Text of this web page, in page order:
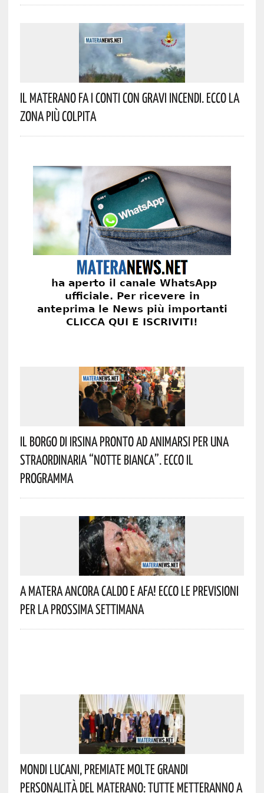
Il Materano Fa I Conti Con Gravi Incendi. Ecco La
Zona Più Colpita
Il Borgo Di Irsina Pronto Ad Animarsi Per Una
Straordinaria “Notte Bianca”. Ecco Il
Programma
A Matera Ancora Caldo E Afa! Ecco Le Previsioni
Per La Prossima Settimana
Mondi Lucani, Premiate Molte Grandi
Personalità Del Materano: Tutte Metteranno A